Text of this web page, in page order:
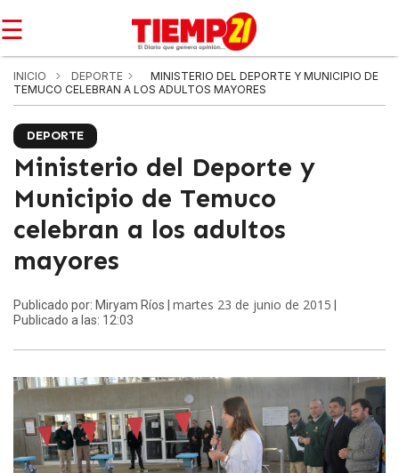
☰
INICIO DEPORTE
MINISTERIO DEL DEPORTE Y MUNICIPIO DE
TEMUCO CELEBRAN A LOS ADULTOS MAYORES
DEPORTE
Ministerio del Deporte y
Municipio de Temuco
celebran a los adultos
mayores
Publicado por: Miryam Ríos | martes 23 de junio de 2015
Publicado a las: 12:03